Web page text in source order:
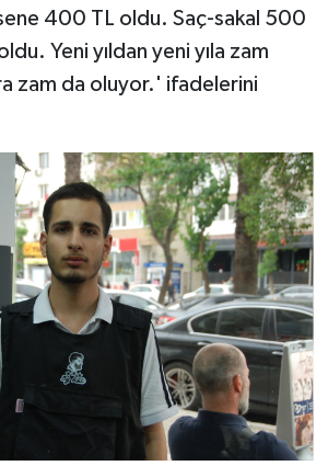
400 TL oldu. Saç-sakal 500
Yeni yıldan yeni yıla zam
zam da oluyor.' ifadelerini